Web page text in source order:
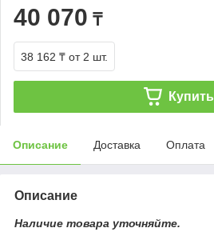
40 070 ₸
38 162 ₸ от 2 шт.
Купить
Описание Доставка Оплата
Описание
Наличие товара уточняйте.